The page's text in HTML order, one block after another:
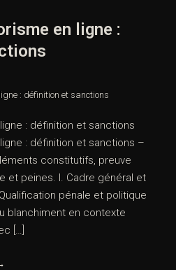
en ligne :
: définition et sanctions
: définition et sanctions
: définition et sanctions –
constitutifs, preuve
et peines. I. Cadre général et
pénale et politique
blanchiment en contexte
[…]